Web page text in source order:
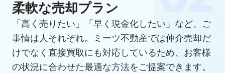
柔軟な売却プラン
「高く売りたい」「早く現金化したい」など、ご
事情は人それぞれ。ミーツ不動産では仲介売却だ
けでなく直接買取にも対応しているため、お客様
の状況に合わせた最適な方法をご提案できます。